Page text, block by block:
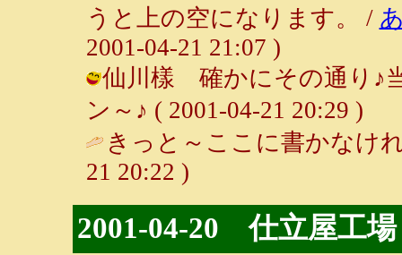
うと上の空になります。 /
2001-04-21 21:07 )
仙川樣 確かにその通り♪
ン～♪ ( 2001-04-21 20:29 )
きっと～ここに書かなけ
21 20:22 )
2001-04-20 仕立屋工場